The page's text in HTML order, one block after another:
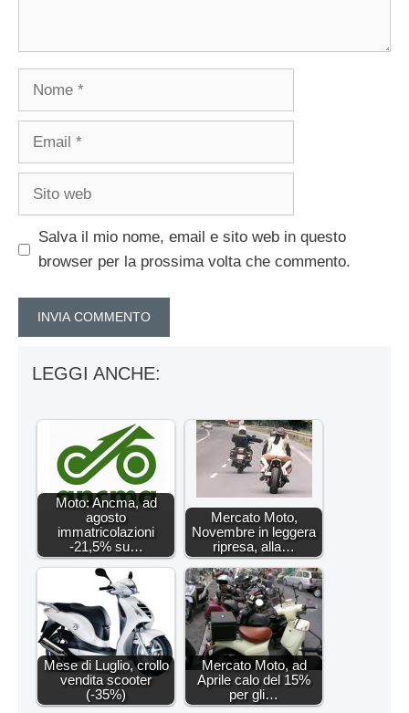
Nome
Email
Sito
Salva il mio nome, email e sito web in questo
browser per la prossima volta che commento.
LEGGI ANCHE:
Moto: Ancma, ad
agosto
immatricolazioni
-21,5% su…
Mercato Moto,
Novembre in leggera
ripresa, alla…
Mese di Luglio, crollo
vendita scooter
(-35%)
Mercato Moto, ad
Aprile calo del 15%
per gli…